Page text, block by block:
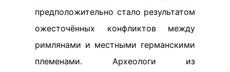
предположительно стало результатом
ожесточённых конфликтов между
римлянами и местными германскими
племенами. Археологи из